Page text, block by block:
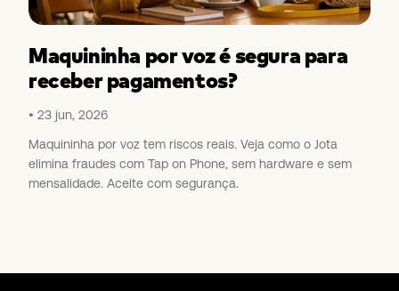
Maquininha por voz é segura para
receber pagamentos?
23 jun, 2026
Maquininha por voz tem riscos reais. Veja como o Jota
elimina fraudes com Tap on Phone, sem hardware e sem
mensalidade. Aceite com segurança.